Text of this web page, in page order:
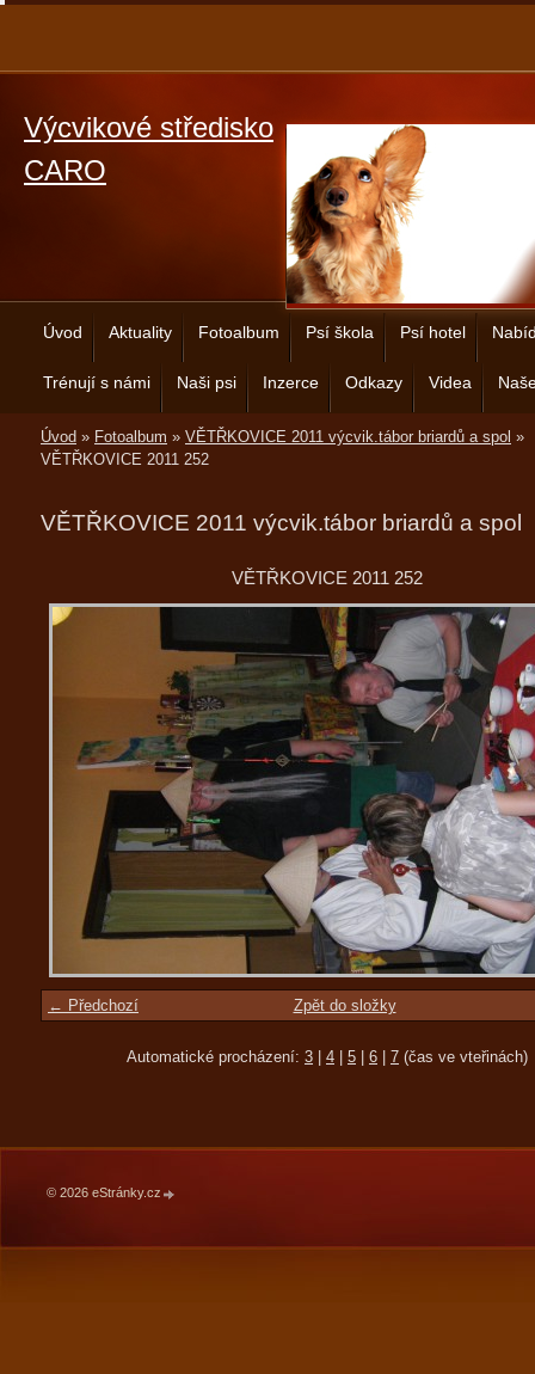
Výcvikové středisko
CARO
Úvod Aktuality Fotoalbum Psí škola Psí hotel
Trénují s námi Naši psi Inzerce Odkazy Videa
Úvod » Fotoalbum » VĚTŘKOVICE 2011 výcvik.tábor briardů a spol »
VĚTŘKOVICE 2011 252
VĚTŘKOVICE 2011 výcvik.tábor briardů a spol
VĚTŘKOVICE 2011 252
← Předchozí Zpět do složky
Automatické procházení: 3 4 5 6 7 (čas ve vteřinách)
© 2026 eStránky.cz